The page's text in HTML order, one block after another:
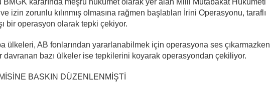
BMGK kararında meşru hükümet olarak yer alan Milli Mutabakat Hükümeti
izin zorunlu kılınmış olmasına rağmen başlatılan İrini Operasyonu, taraflı
bir operasyon olarak tepki çekiyor.
ülkeleri, AB fonlarından yararlanabilmek için operasyona ses çıkarmazken
davranan bazı ülkeler ise tepkilerini koyarak operasyondan çekiliyor.
BASKIN DÜZENLENMİŞTİ